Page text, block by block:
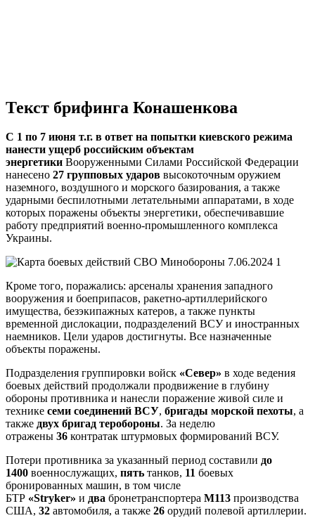
Текст брифинга Конашенкова
С 1 по 7 июня т.г. в ответ на попытки киевского режима
нанести ущерб российским объектам
энергетики Вооруженными Силами Российской Федерации
нанесено 27 групповых ударов высокоточным оружием
наземного, воздушного и морского базирования, а также
ударными беспилотными летательными аппаратами, в ходе
которых поражены объекты энергетики, обеспечивавшие
работу предприятий военно-промышленного комплекса
Украины.
Кроме того, поражались: арсеналы хранения западного
вооружения и боеприпасов, ракетно-артиллерийского
имущества, безэкипажных катеров, а также пункты
временной дислокации, подразделений ВСУ и иностранных
наемников. Цели ударов достигнуты. Все назначенные
объекты поражены.
Подразделения группировки войск «Север» в ходе ведения
боевых действий продолжали продвижение в глубину
обороны противника и нанесли поражение живой силе и
технике семи соединений ВСУ, бригады морской пехоты, а
также двух бригад теробороны. За неделю
отражены 36 контратак штурмовых формирований ВСУ.
Потери противника за указанный период составили до
1400 военнослужащих, пять танков, 11 боевых
бронированных машин, в том числе
БТР «Stryker» и два бронетранспортера М113 производства
США, 32 автомобиля, а также 26 орудий полевой артиллерии.